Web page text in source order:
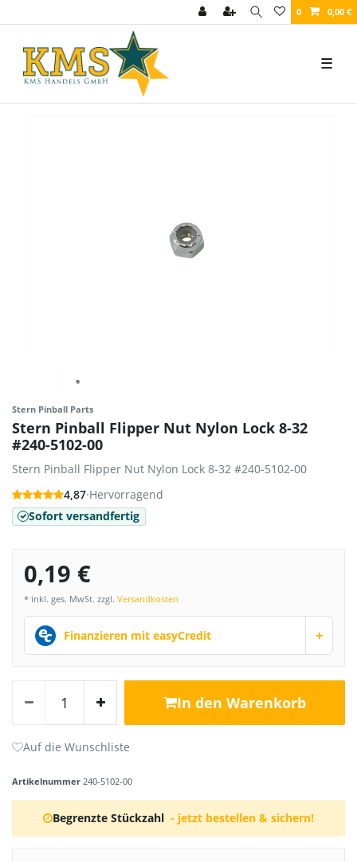
0 0,00 €
☰
Stern Pinball Parts
Stern Pinball Flipper Nut Nylon Lock 8-32
#240-5102-00
Stern Pinball Flipper Nut Nylon Lock 8-32 #240-5102-00
4,87·Hervorragend
Sofort versandfertig
0,19 €
* inkl. ges. MwSt. zzgl. Versandkosten
Finanzieren mit easyCredit +
In den Warenkorb
Artikelnummer 240-5102-00
Begrenzte Stückzahl - jetzt bestellen & sichern!